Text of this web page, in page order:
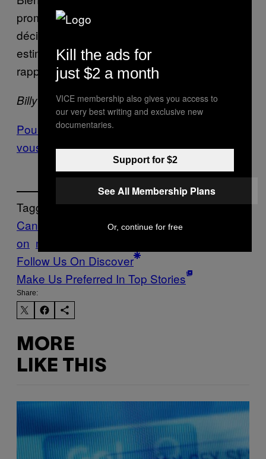
promise par le gouvernement Trudeau soit de
décimer le marché illicite, le gouvernement
estime que la vente de cannabis récréatif
rapportera 400 millions à l’État par année.
Billy Eff est sur interneticietlà.
Pour plus d’articles comme celui-ci, inscrivez-
vous à notre infolettre.
Tagged:
Cannabis
consommateurs drogue
on marche
Follow Us On Discover
Make Us Preferred In Top Stories
Share:
MORE
LIKE THIS
Kill the ads for
just $2 a month
VICE membership also gives you access to
our very best writing and exclusive new
documentaries.
Support for $2
See All Membership Plans
Or, continue for free